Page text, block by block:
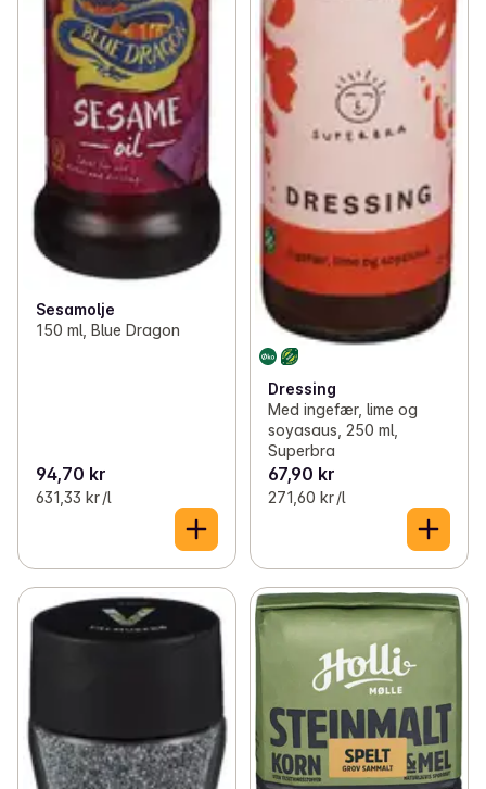
Sesamolje
150 ml, Blue Dragon
94,70 kr
631,33 kr /l
Dressing
Med ingefær, lime og
soyasaus, 250 ml,
Superbra
67,90 kr
271,60 kr /l